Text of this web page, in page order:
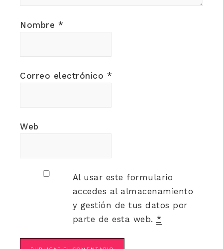
Nombre *
Correo electrónico *
Web
Al usar este formulario
accedes al almacenamiento
y gestión de tus datos por
parte de esta web. *